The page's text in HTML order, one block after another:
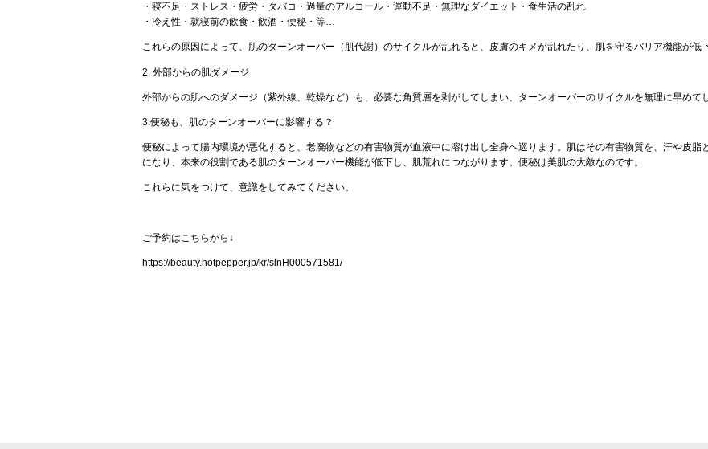
・寝不足・ストレス・疲労・タバコ・過量のアルコール・運動不足・無理なダイエット・食生活の乱れ
・冷え性・就寝前の飲食・飲酒・便秘・等…
これらの原因によって、肌のターンオーバー（肌代謝）のサイクルが乱れると、皮膚のキメが乱れたり、肌を守るバリア機能が低
2. 外部からの肌ダメージ
外部からの肌へのダメージ（紫外線、乾燥など）も、必要な角質層を剥がしてしまい、ターンオーバーのサイクルを無理に早めて
3.便秘も、肌のターンオーバーに影響する？
便秘によって腸内環境が悪化すると、老廃物などの有害物質が血液中に溶け出し全身へ巡ります。肌はその有害物質を、汗や皮
になり、本来の役割である肌のターンオーバー機能が低下し、肌荒れにつながります。便秘は美肌の大敵なのです。
これらに気をつけて、意識をしてみてください。
ご予約はこちらから↓
https://beauty.hotpepper.jp/kr/slnH000571581/